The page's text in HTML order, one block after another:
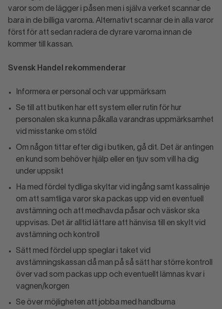
varor som de lägger i påsen men i själva verket scannar de
bara in de billiga varorna. Alternativt scannar de in alla varor
först för att sedan radera de dyrare varorna innan de
kommer till kassan.
Svensk Handel rekommenderar
Informera er personal och var uppmärksam
Se till att butiken har ett system eller rutin för hur
personalen ska kunna påkalla varandras uppmärksamhet
vid misstanke om stöld
Om någon tittar efter dig i butiken, gå dit. Det är antingen
en kund som behöver hjälp eller en tjuv som vill ha dig
under uppsikt
Ha med fördel tydliga skyltar vid ingång samt kassalinje
om att samtliga varor ska packas upp vid en eventuell
avstämning och att medhavda påsar och väskor ska
uppvisas. Det är alltid lättare att hänvisa till en skylt vid
avstämning och kontroll
Sätt med fördel upp speglar i taket vid
avstämningskassan då man på så sätt har större kontroll
över vad som packas upp och eventuellt lämnas kvar i
vagnen/korgen
Se över möjligheten att jobba med handburna